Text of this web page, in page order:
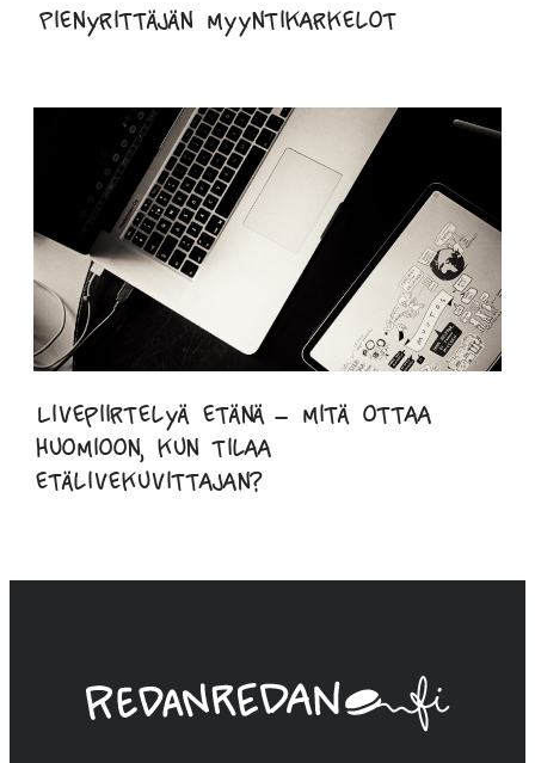
Pienyrittäjän myyntikarkelot
Livepiirtelyä etänä – mitä ottaa
huomioon, kun tilaa
etälivekuvittajan?
Linda
Saukko-